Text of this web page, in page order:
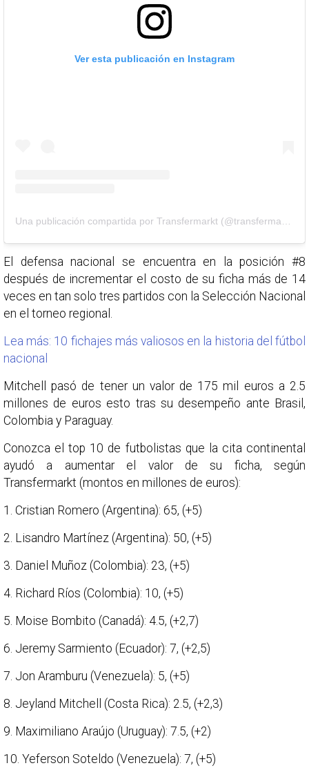
Ver esta publicación en Instagram
Una publicación compartida por Transfermarkt (@transfermarkt_official)
El defensa nacional se encuentra en la posición #8
después de incrementar el costo de su ficha más de 14
veces en tan solo tres partidos con la Selección Nacional
en el torneo regional.
Lea más: 10 fichajes más valiosos en la historia del fútbol
nacional
Mitchell pasó de tener un valor de 175 mil euros a 2.5
millones de euros esto tras su desempeño ante Brasil,
Colombia y Paraguay.
Conozca el top 10 de futbolistas que la cita continental
ayudó a aumentar el valor de su ficha, según
Transfermarkt (montos en millones de euros):
1. Cristian Romero (Argentina): 65, (+5)
2. Lisandro Martínez (Argentina): 50, (+5)
3. Daniel Muñoz (Colombia): 23, (+5)
4. Richard Ríos (Colombia): 10, (+5)
5. Moise Bombito (Canadá): 4.5, (+2,7)
6. Jeremy Sarmiento (Ecuador): 7, (+2,5)
7. Jon Aramburu (Venezuela): 5, (+5)
8. Jeyland Mitchell (Costa Rica): 2.5, (+2,3)
9. Maximiliano Araújo (Uruguay): 7.5, (+2)
10. Yeferson Soteldo (Venezuela): 7, (+5)